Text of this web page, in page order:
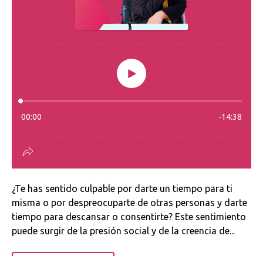
¿Te has sentido culpable por darte un tiempo para ti
misma o por despreocuparte de otras personas y darte
tiempo para descansar o consentirte? Este sentimiento
puede surgir de la presión social y de la creencia de...